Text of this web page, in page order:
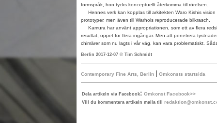
formspråk, hon tycks konceptuellt återkomma till rörelsen.
Hennes verk kan kopplas till arkitekten Waro Kishis vision
prototyper, men även till Warhols reproducerade bilkrasch.
Kamura har använt appropriationen, som ett av flera
resultat, öppet för flera ingångar. Men att penetrera
chimärer som nu lagts i vår väg, kan vara problematiskt.
Berlin 2017-12-07 © Tim Schmidt
Contemporary Fine Arts, Berlin | Omkonsts startsida
Dela artikeln via Facebook: Omkonst Facebook>>
Vill du kommentera artikeln maila till